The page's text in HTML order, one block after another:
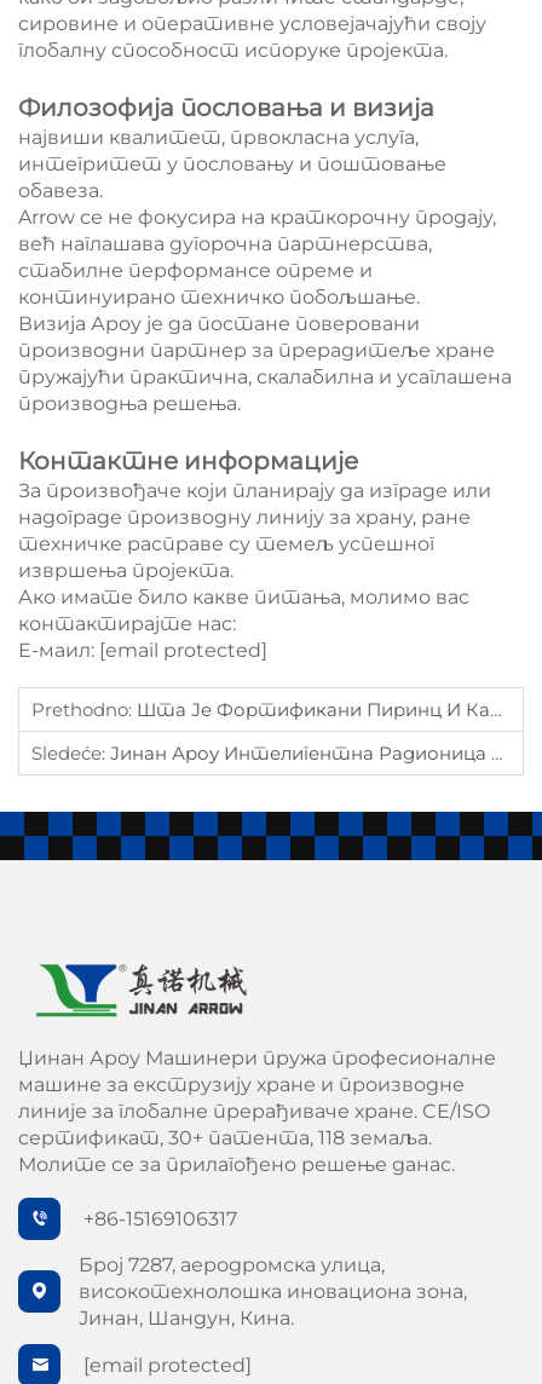
сировине и оперативне условејачајући своју
глобалну способност испоруке пројекта.
Филозофија пословања и визија
највиши квалитет, првокласна услуга,
интегритет у пословању и поштовање
обавеза.
Arrow се не фокусира на краткорочну продају,
већ наглашава дугорочна партнерства,
стабилне перформансе опреме и
континуирано техничко побољшање.
Визија Ароу је да постане поверовани
производни партнер за прерадитеље хране
пружајући практична, скалабилна и усаглашена
производња решења.
Контактне информације
За произвођаче који планирају да изграде или
надограде производну линију за храну, ране
техничке расправе су темељ успешног
извршења пројекта.
Ако имате било какве питања, молимо вас
контактирајте нас:
Е-маил: [email protected]
Prethodno: Шта Је Фортификани Пиринц И Како Се Производи?
Sledeće: Јинан Ароу Интелигентна Радионица И Инжењерски Капацитети
Џинан Ароу Машинери пружа професионалне
машине за екструзију хране и производне
линије за глобалне прерађиваче хране. CE/ISO
сертификат, 30+ патента, 118 земаља.
Молите се за прилагођено решење данас.
+86-15169106317
Број 7287, аеродромска улица,
високотехнолошка иновациона зона,
Јинан, Шандун, Кина.
[email protected]